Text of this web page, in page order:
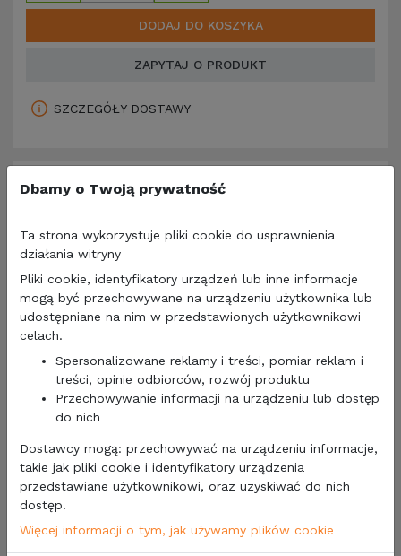
DODAJ DO KOSZYKA
ZAPYTAJ O PRODUKT
SZCZEGÓŁY DOSTAWY
Opis produktu
Producent:
Brunner
Model:
Raptor Suspension
Składane krzesło turystyczne
Wymiary: 51 x 40 x 47/94 cm
Wymiary po złożeniu: 110 x Ø 20 cm
Materiał tkaniny: 100% poliester
Materiał ramy: stal malowana proszkowo
Waga: 4,95 kg
Dbamy o Twoją prywatność
Ta strona wykorzystuje pliki cookie do usprawnienia
działania witryny
Pliki cookie, identyfikatory urządzeń lub inne informacje
mogą być przechowywane na urządzeniu użytkownika lub
udostępniane na nim w przedstawionych użytkownikowi
celach.
Spersonalizowane reklamy i treści, pomiar reklam i
treści, opinie odbiorców, rozwój produktu
Przechowywanie informacji na urządzeniu lub dostęp
do nich
Dostawcy mogą: przechowywać na urządzeniu informacje,
takie jak pliki cookie i identyfikatory urządzenia
przedstawiane użytkownikowi, oraz uzyskiwać do nich
dostęp.
Więcej informacji o tym, jak używamy plików cookie